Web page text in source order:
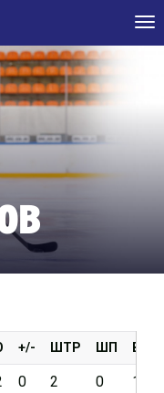
+/- ШТР ШП ВБР
0 2 0 12
2025